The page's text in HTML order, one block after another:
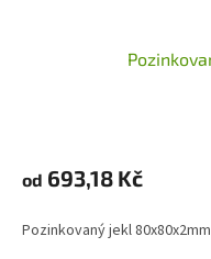
od 693,18 Kč
Pozinkovaný jekl 80x80x2mm